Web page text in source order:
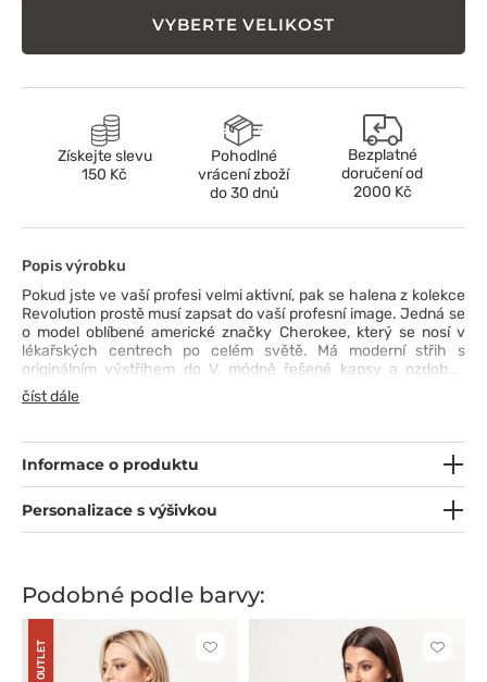
VYBERTE VELIKOST
Získejte slevu
150 Kč
Pohodlné
vrácení zboží
do 30 dnů
Bezplatné
doručení od
2000 Kč
Popis výrobku
Pokud jste ve vaší profesi velmi aktivní, pak se halena z kolekce
Revolution prostě musí zapsat do vaší profesní image. Jedná se
o model oblíbené americké značky Cherokee, který se nosí v
lékařských centrech po celém světě. Má moderní střih s
originálním výstřihem do V, módně řešené kapsy a ozdobné
prošívání, které dodávají haleně jemný půvab. Prodyšná tkanina
s hedvábím a spandexem a síťované prvky na zádech způsobí,
práci.
číst dále
Informace o produktu
Personalizace s výšivkou
Podobné podle barvy:
OUTLET
Kliknutím